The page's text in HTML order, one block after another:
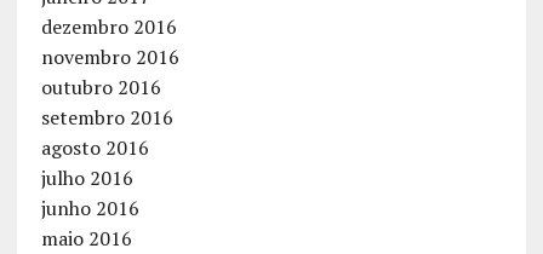
dezembro 2016
novembro 2016
outubro 2016
setembro 2016
agosto 2016
julho 2016
junho 2016
maio 2016